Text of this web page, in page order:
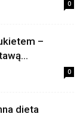
0
–
0
dieta